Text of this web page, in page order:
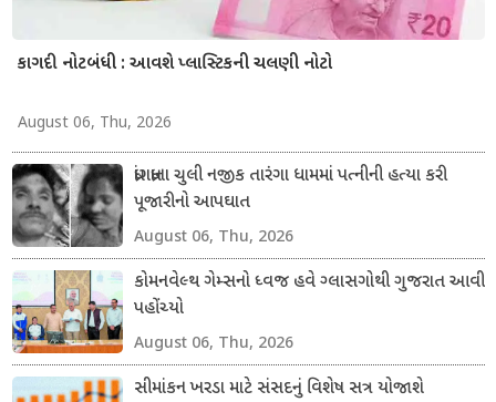
કાગદી નોટબંધી : આવશે પ્લાસ્ટિકની ચલણી નોટો
August 06, Thu, 2026
ધ્રાંગધ્રાના ચુલી નજીક તારંગા ધામમાં પત્નીની હત્યા કરી
પૂજારીનો આપઘાત
August 06, Thu, 2026
કોમનવેલ્થ ગેમ્સનો ધ્વજ હવે ગ્લાસગોથી ગુજરાત આવી
પહોંચ્યો
August 06, Thu, 2026
સીમાંકન ખરડા માટે સંસદનું વિશેષ સત્ર યોજાશે